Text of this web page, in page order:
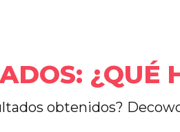
¿QUÉ
obtenidos?